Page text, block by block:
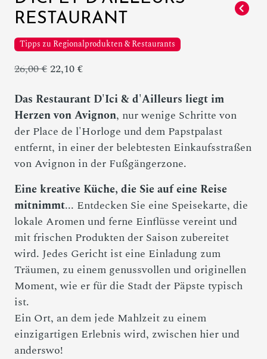
RESTAURANT
Tipps zu Regionalprodukten & Restaurants
26,00 €22,10 €
Das Restaurant D'Ici & d'Ailleurs liegt im
Herzen von Avignon, nur wenige Schritte von
der Place de l'Horloge und dem Papstpalast
entfernt, in einer der belebtesten Einkaufsstraßen
von Avignon in der Fußgängerzone.
Eine kreative Küche, die Sie auf eine Reise
mitnimmt... Entdecken Sie eine Speisekarte, die
lokale Aromen und ferne Einflüsse vereint und
mit frischen Produkten der Saison zubereitet
wird. Jedes Gericht ist eine Einladung zum
Träumen, zu einem genussvollen und originellen
Moment, wie er für die Stadt der Päpste typisch
ist.
Ein Ort, an dem jede Mahlzeit zu einem
einzigartigen Erlebnis wird, zwischen hier und
anderswo!